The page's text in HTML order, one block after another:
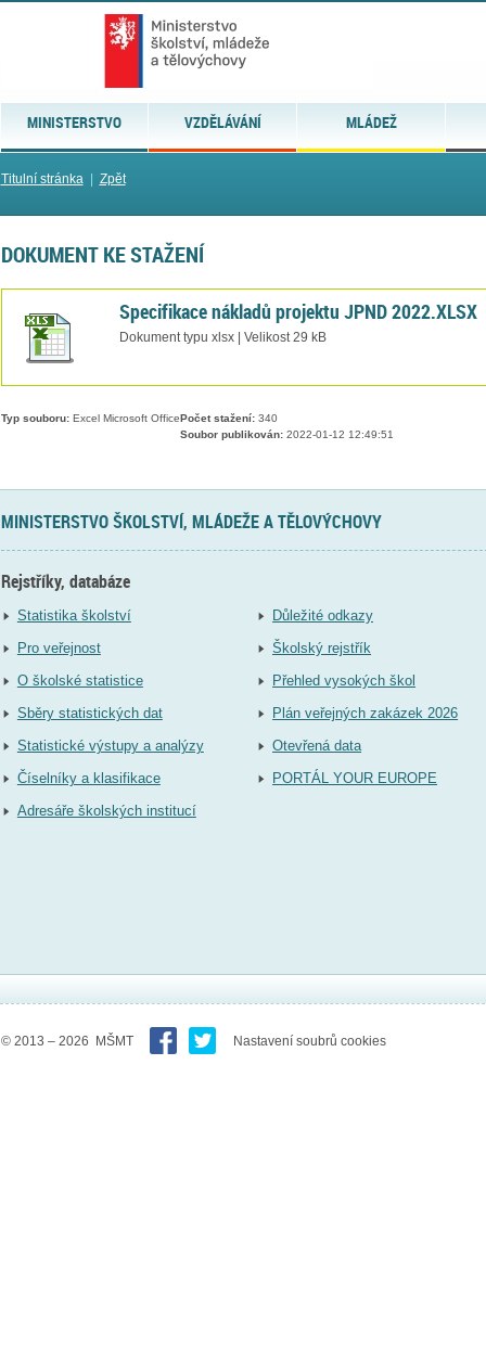
MINISTERSTVO VZDĚLÁVÁNÍ MLÁDEŽ
Titulní stránka| Zpět
DOKUMENT KE STAŽENÍ
Specifikace nákladů projektu JPND 2022.XLSX
Dokument typu xlsx | Velikost 29 kB
Typ souboru:Excel Microsoft Office Počet stažení:340
Soubor publikován:2022-01-12 12:49:51
MINISTERSTVO ŠKOLSTVÍ, MLÁDEŽE A TĚLOVÝCHOVY
Rejstříky, databáze
Statistika školství
Pro veřejnost
O školské statistice
Sběry statistických dat
Statistické výstupy a analýzy
Číselníky a klasifikace
Adresáře školských institucí
Důležité odkazy
Školský rejstřík
Přehled vysokých škol
Plán veřejných zakázek 2026
Otevřená data
PORTÁL YOUR EUROPE
© 2013 – 2026 MŠMT Nastavení soubrů cookies